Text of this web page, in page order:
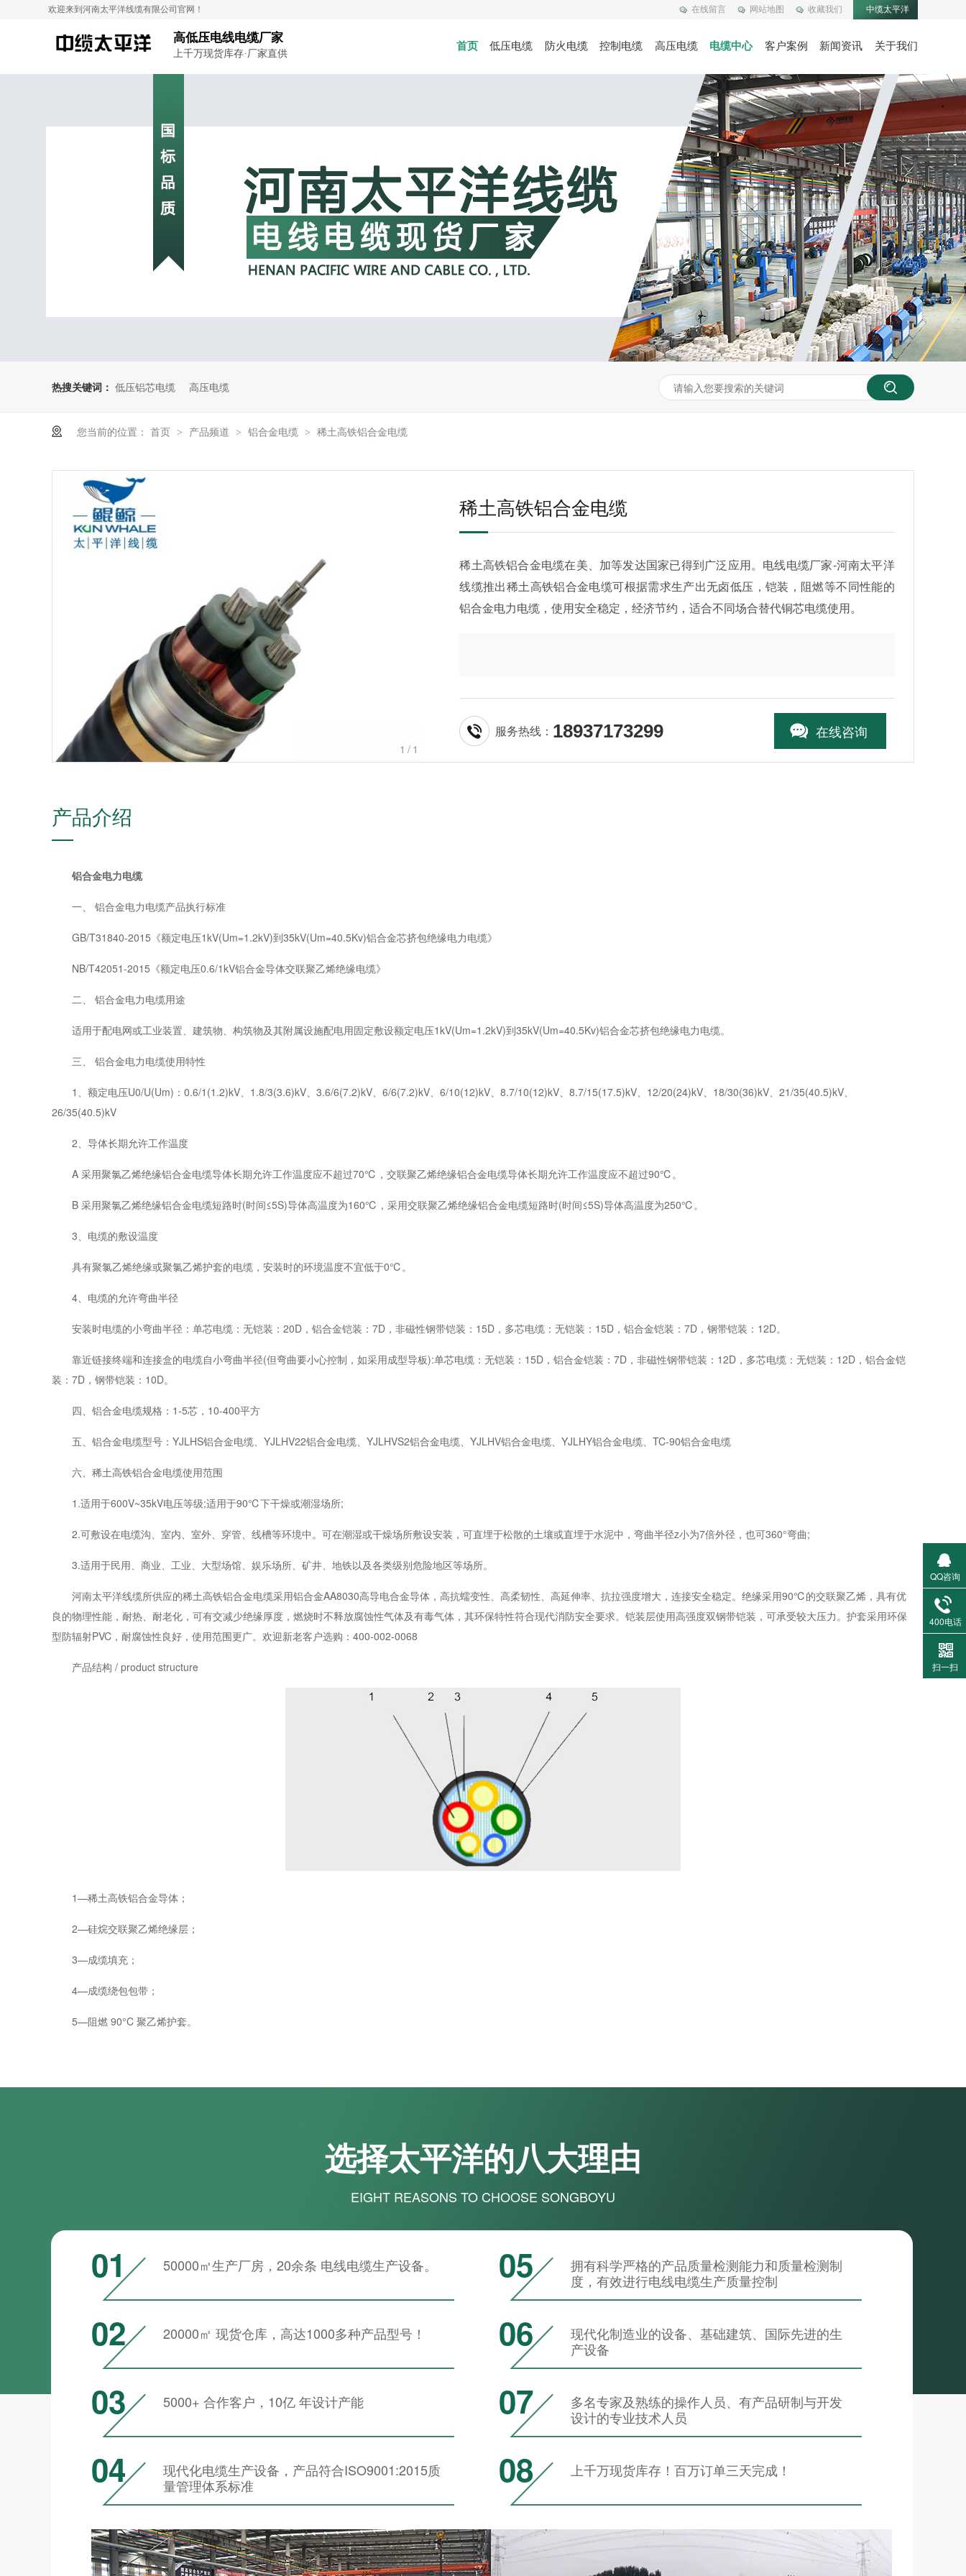
在线留言 网站地图 收藏我们 中缆太平洋
欢迎来到河南太平洋线缆有限公司官网！
高低压电线电缆厂家
上千万现货库存·厂家直供
首页 低压电缆 防火电缆 控制电缆 高压电缆 电缆中心 客户案例 新闻资讯 关于我们
热搜关键词： 低压铝芯电缆 高压电缆
您当前的位置： 首页 > 产品频道 > 铝合金电缆 > 稀土高铁铝合金电缆
1/1
稀土高铁铝合金电缆
稀土高铁铝合金电缆在美、加等发达国家已得到广泛应用。电线电缆厂家-河南太平洋
线缆推出稀土高铁铝合金电缆可根据需求生产出无卤低压，铠装，阻燃等不同性能的
铝合金电力电缆，使用安全稳定，经济节约，适合不同场合替代铜芯电缆使用。
在线咨询
服务热线： 18937173299
产品介绍
铝合金电力电缆
一、 铝合金电力电缆产品执行标准
GB/T31840-2015《额定电压1kV(Um=1.2kV)到35kV(Um=40.5Kv)铝合金芯挤包绝缘电力电缆》
NB/T42051-2015《额定电压0.6/1kV铝合金导体交联聚乙烯绝缘电缆》
二、 铝合金电力电缆用途
适用于配电网或工业装置、建筑物、构筑物及其附属设施配电用固定敷设额定电压1kV(Um=1.2kV)到35kV(Um=40.5Kv)铝合金芯挤包绝缘电力电缆。
三、 铝合金电力电缆使用特性
1、额定电压U0/U(Um)：0.6/1(1.2)kV、1.8/3(3.6)kV、3.6/6(7.2)kV、6/6(7.2)kV、6/10(12)kV、8.7/10(12)kV、8.7/15(17.5)kV、12/20(24)kV、18/30(36)kV、21/35(40.5)kV、
26/35(40.5)kV
2、导体长期允许工作温度
A 采用聚氯乙烯绝缘铝合金电缆导体长期允许工作温度应不超过70℃，交联聚乙烯绝缘铝合金电缆导体长期允许工作温度应不超过90℃。
B 采用聚氯乙烯绝缘铝合金电缆短路时(时间≤5S)导体高温度为160℃，采用交联聚乙烯绝缘铝合金电缆短路时(时间≤5S)导体高温度为250℃。
3、电缆的敷设温度
具有聚氯乙烯绝缘或聚氯乙烯护套的电缆，安装时的环境温度不宜低于0℃。
4、电缆的允许弯曲半径
安装时电缆的小弯曲半径：单芯电缆：无铠装：20D，铝合金铠装：7D，非磁性钢带铠装：15D，多芯电缆：无铠装：15D，铝合金铠装：7D，钢带铠装：12D。
靠近链接终端和连接盒的电缆自小弯曲半径(但弯曲要小心控制，如采用成型导板):单芯电缆：无铠装：15D，铝合金铠装：7D，非磁性钢带铠装：12D，多芯电缆：无铠装：12D，铝合金铠
装：7D，钢带铠装：10D。
四、铝合金电缆规格：1-5芯，10-400平方
五、铝合金电缆型号：YJLHS铝合金电缆、YJLHV22铝合金电缆、YJLHVS2铝合金电缆、YJLHV铝合金电缆、YJLHY铝合金电缆、TC-90铝合金电缆
六、稀土高铁铝合金电缆使用范围
1.适用于600V~35kV电压等级;适用于90℃下干燥或潮湿场所;
2.可敷设在电缆沟、室内、室外、穿管、线槽等环境中。可在潮湿或干燥场所敷设安装，可直埋于松散的土壤或直埋于水泥中，弯曲半径z小为7倍外径，也可360°弯曲;
3.适用于民用、商业、工业、大型场馆、娱乐场所、矿井、地铁以及各类级别危险地区等场所。
河南太平洋线缆所供应的稀土高铁铝合金电缆采用铝合金AA8030高导电合金导体，高抗蠕变性、高柔韧性、高延伸率、抗拉强度增大，连接安全稳定。绝缘采用90℃的交联聚乙烯，具有优
良的物理性能，耐热、耐老化，可有交减少绝缘厚度，燃烧时不释放腐蚀性气体及有毒气体，其环保特性符合现代消防安全要求。铠装层使用高强度双钢带铠装，可承受较大压力。护套采用环保
型防辐射PVC，耐腐蚀性良好，使用范围更广。欢迎新老客户选购：400-002-0068
产品结构 / product structure
1—稀土高铁铝合金导体；
2—硅烷交联聚乙烯绝缘层；
3—成缆填充；
4—成缆绕包包带；
5—阻燃 90°C 聚乙烯护套。
选择太平洋的八大理由
EIGHT REASONS TO CHOOSE SONGBOYU
01 50000㎡生产厂房，20余条 电线电缆生产设备。
02 20000㎡ 现货仓库，高达1000多种产品型号！
03 5000+ 合作客户，10亿 年设计产能
04
现代化电缆生产设备，产品符合ISO9001:2015质
量管理体系标准
05
拥有科学严格的产品质量检测能力和质量检测制
度，有效进行电线电缆生产质量控制
06
现代化制造业的设备、基础建筑、国际先进的生
产设备
07
多名专家及熟练的操作人员、有产品研制与开发
设计的专业技术人员
08 上千万现货库存！百万订单三天完成！
QQ咨询
400电话
扫一扫